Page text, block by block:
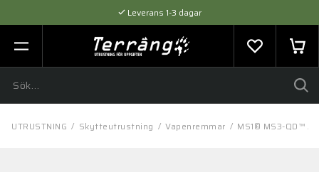
Leverans 1-3 dagar
Flexibel betalning med SVEA
Expertråd & Kvalitetsprodukter
UTRUSTNING / Skytteutrustning / Vapenremmar / MS1® MS3-QD™